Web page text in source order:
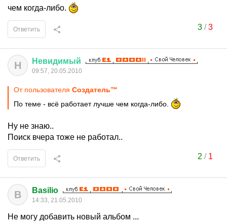
чем когда-либо.
3/3
Ответить
Н Невидимый
09:57, 20.05.2010
От пользователя Создатель™
По теме - всё работает лучше чем когда-либо.
Ну не знаю..
Поиск вчера тоже не работал..
2 / 1
Ответить
B Basilio
14:33, 21.05.2010
Не могу добавить новый альбом ...